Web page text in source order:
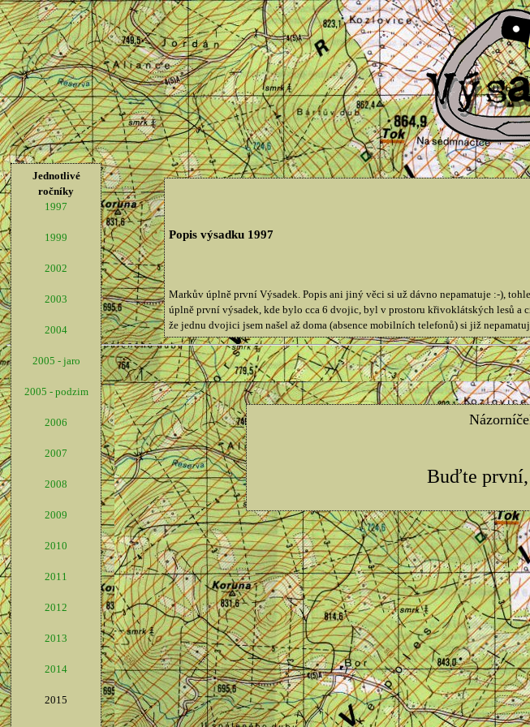
Jednotlivé
ročníky
1997
1999
2002
2003
2004
2005 - jaro
2005 - podzim
2006
2007
2008
2009
2010
2011
2012
2013
2014
2015
Popis výsadku 1997
Markův úplně první Výsadek. Popis ani jiný věci si už dávno nepamatuje :-),
úplně první výsadek, kde bylo cca 6 dvojic, byl v prostoru křivoklátských lesů a
že jednu dvojici jsem našel až doma (absence mobilních telefonů) si již